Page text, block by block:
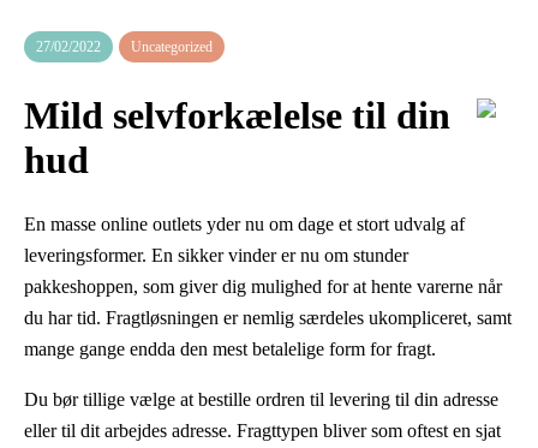
27/02/2022 Uncategorized
Mild selvforkælelse til din
hud
En masse online outlets yder nu om dage et stort udvalg af
leveringsformer. En sikker vinder er nu om stunder
pakkeshoppen, som giver dig mulighed for at hente varerne når
du har tid. Fragtløsningen er nemlig særdeles ukompliceret, samt
mange gange endda den mest betalelige form for fragt.
Du bør tillige vælge at bestille ordren til levering til din adresse
eller til dit arbejdes adresse. Fragttypen bliver som oftest en sjat